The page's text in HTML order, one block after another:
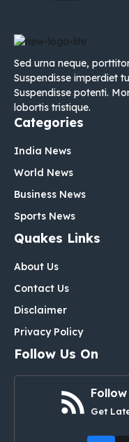
Sed urna neque,
Suspendisse imperdiet
Suspendisse potenti.
lobortis tristique.
Categories
India News
World News
Business News
Sports News
Quakes Links
About Us
Contact Us
Disclaimer
Privacy Policy
Follow Us On
Get